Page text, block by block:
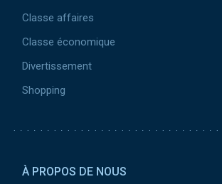
Classe affaires
Classe économique
Divertissement
Shopping
À PROPOS DE NOUS